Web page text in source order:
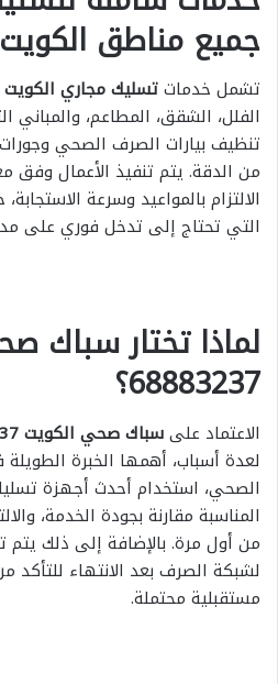
جميع مناطق الكويت
تشمل خدماتتسليك مجاري الكويت
الفلل، الشقق، المطاعم، والمباني
تنظيف بيارات الصرف الصحي
من الدقة. يتم تنفيذ الأعمال وفق
الالتزام بالمواعيد وسرعة
التي تحتاج إلى تدخل فوري على مدار 24
لماذا تختار سباك
68883237؟
الاعتماد علىسباك صحي الكويت 68883237
لعدة أسباب، أهمها الخبرة
الصحي، استخدام أحدث أجهزة
المناسبة مقارنة بجودة الخدمة،
من أول مرة. بالإضافة إلى ذلك
لشبكة الصرف بعد الانتهاء
مستقبلية محتملة.